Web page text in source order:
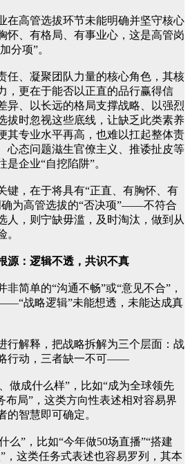
在高管选拔环节未能明确并坚守核心
、有格局、有事业心，这是高管岗
分项”。
任、凝聚团队力量的核心角色，其核
，更在于能否以正直的品行赢得信
异、以长远的格局支撑战略、以强烈
拔时忽视这些底线，让缺乏此类素养
其专业水平再高，也难以扛起整体责
心态问题滋生官僚主义、推诿扯皮等
企业“自挖陷阱”。
键，在于将具有“正直、有胸怀、有
确为高管选拔的“否决项”——不符合
人，则宁缺毋滥，及时淘汰，做到从
。
源：逻辑不透，共识不真
简单的“沟通不畅”或“意见不合”，
战略逻辑”未能想透，未能达成真
行解释，把战略拆解为三个层面：战
行动，三者缺一不可——
做成什么样”，比如“成为全球领先
布局”，这类方向性表述相对容易界
的智慧即可确定。
么”，比如“今年做50场直播”“搭建
，这类任务式表述也容易罗列，其本